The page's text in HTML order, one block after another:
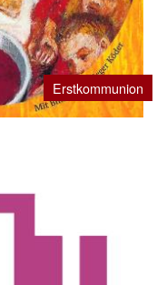
Erstkommunion